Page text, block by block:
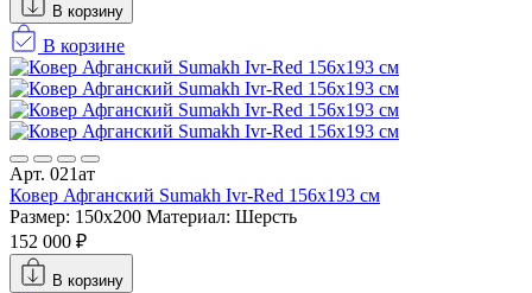
В корзину
В корзине
Арт. 021ат
Ковер Афганский Sumakh Ivr-Red 156x193 см
Размер: 150x200 Материал: Шерсть
152 000 ₽
В корзину